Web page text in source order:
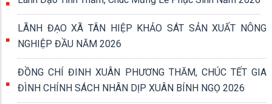
LÃNH ĐẠO XÃ TÂN HIỆP KHẢO SÁT SẢN XUẤT NÔNG
NGHIỆP ĐẦU NĂM 2026
ĐỒNG CHÍ ĐINH XUÂN PHƯƠNG THĂM, CHÚC TẾT GIA
ĐÌNH CHÍNH SÁCH NHÂN DỊP XUÂN BÍNH NGỌ 2026